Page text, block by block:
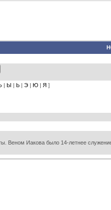
| Ы | Ь | Э | Ю | Я ]
Веном Иакова было 14-летнее